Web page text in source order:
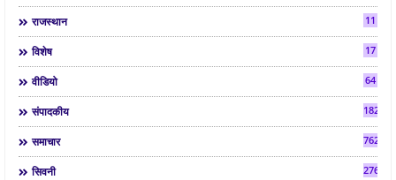
राजस्थान 11
विशेष 17
वीडियो 64
संपादकीय 182
समाचार 7624
सिवनी 2763